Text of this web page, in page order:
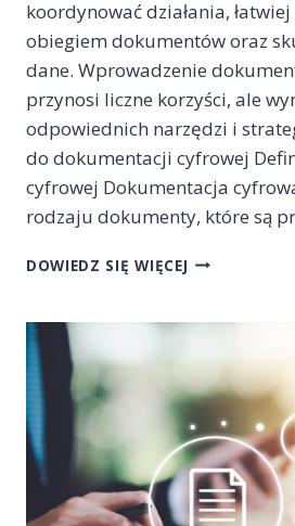
koordynować działania,
obiegiem dokumentów oraz
dane. Wprowadzenie
przynosi liczne korzyści, ale
odpowiednich narzędzi i
do dokumentacji cyfrowej
cyfrowej Dokumentacja
rodzaju dokumenty, które są
DOWIEDZ SIĘ WIĘCEJ
FUNDAMENT
ZARZĄDZANIA
INFORMACJĄ
W